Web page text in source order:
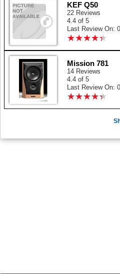
KEF Q50
22 Reviews
4.4 of 5
Last Review On:
★★★★★
★★★★★
Mission 781
14 Reviews
4.4 of 5
Last Review On:
★★★★★
★★★★★